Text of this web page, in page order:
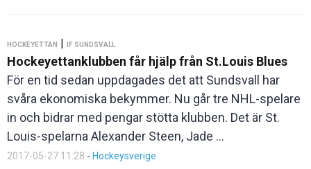
HOCKEYETTAN | IF SUNDSVALL
Hockeyettanklubben får hjälp från St.Louis Blues
För en tid sedan uppdagades det att Sundsvall har
svåra ekonomiska bekymmer. Nu går tre NHL-spelare
in och bidrar med pengar stötta klubben. Det är St.
Louis-spelarna Alexander Steen, Jade ...
2017-05-27 11:28 - Hockeysverige